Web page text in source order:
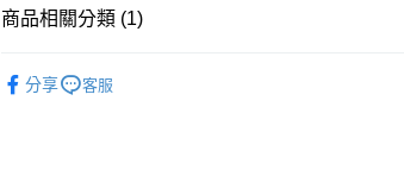
２．關於個人資料處理事宜，請瀏覽以下網址：
「AFTEE先享後付」，若未經同意申辦者引起之損失，本公司
付款後7-11取貨
宅配
商品相關分類 (1)
分享
客服